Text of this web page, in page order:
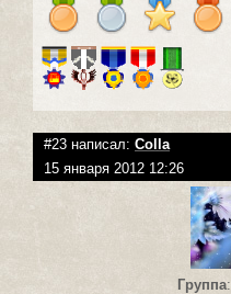
#23 написал: Colla
15 января 2012 12:26
Группа: